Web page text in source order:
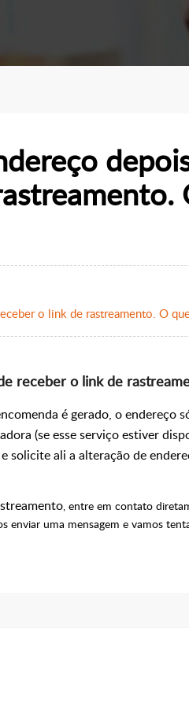
o link de rastreamento. O
receber o link de
é gerado, o endereço
(se esse serviço estiver
solicite ali a alteração de
, entre em contato
enviar uma mensagem e vamos